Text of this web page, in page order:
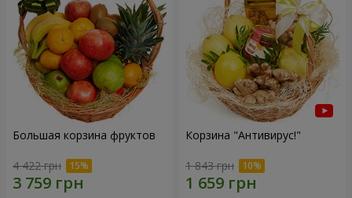
Большая корзина фруктов
4 422 грн
Корзина "Антивирус!"
1 843 грн